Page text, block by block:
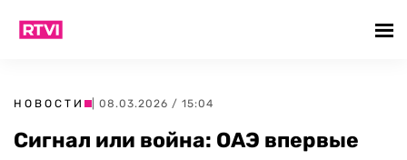
НОВОСТИ | 08.03.2026 / 15:04
Сигнал или война: ОАЭ впервые